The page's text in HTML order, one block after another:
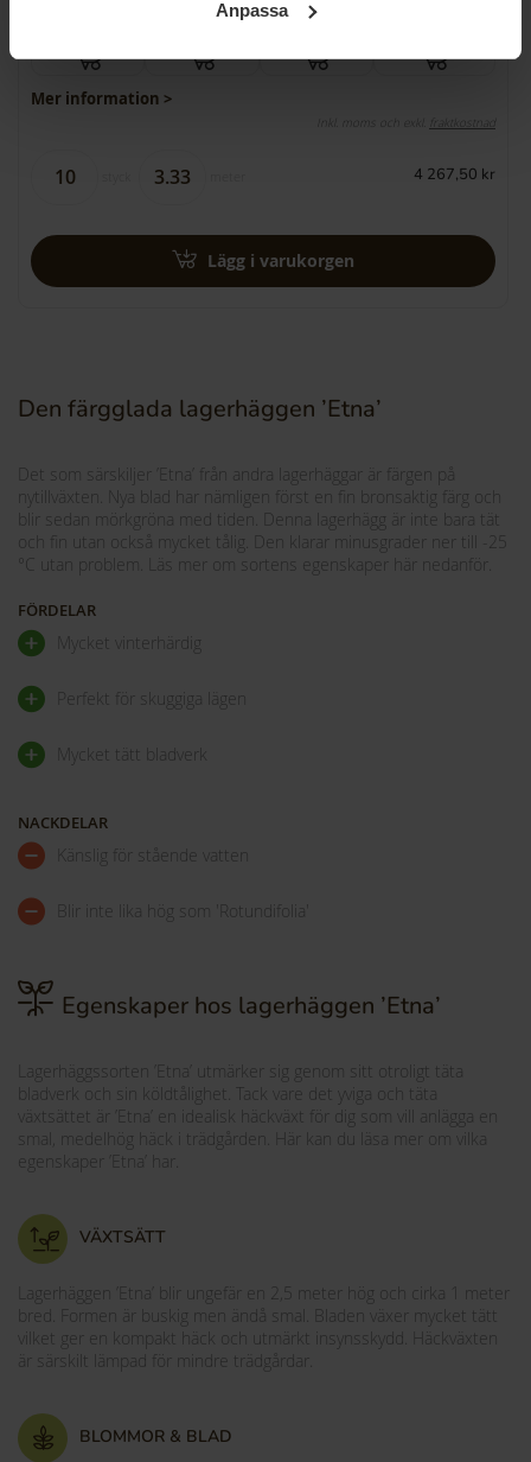
Anpassa
50+
Mer information >
Inkl. moms och exkl. fraktkostnad
4 267,50 kr
Lägg i varukorgen
Den färgglada lagerhäggen ’Etna’
Det som särskiljer ’Etna’ från andra lagerhäggar är färgen på
nytillväxten. Nya blad har nämligen först en fin bronsaktig färg och
blir sedan mörkgröna med tiden. Denna lagerhägg är inte bara tät
och fin utan också mycket tålig. Den klarar minusgrader ner till -25
°C utan problem. Läs mer om sortens egenskaper här nedanför.
FÖRDELAR
Mycket vinterhärdig
Perfekt för skuggiga lägen
Mycket tätt bladverk
NACKDELAR
Känslig för stående vatten
Blir inte lika hög som 'Rotundifolia'
Egenskaper hos lagerhäggen ’Etna’
Lagerhäggssorten ’Etna’ utmärker sig genom sitt otroligt täta
bladverk och sin köldtålighet. Tack vare det yviga och täta
växtsättet är ’Etna’ en idealisk häckväxt för dig som vill anlägga en
smal, medelhög häck i trädgården. Här kan du läsa mer om vilka
egenskaper ’Etna’ har.
VÄXTSÄTT
Lagerhäggen ’Etna’ blir ungefär en 2,5 meter hög och cirka 1 meter
bred. Formen är buskig men ändå smal. Bladen växer mycket tätt
vilket ger en kompakt häck och utmärkt insynsskydd. Häckväxten
är särskilt lämpad för mindre trädgårdar.
BLOMMOR & BLAD